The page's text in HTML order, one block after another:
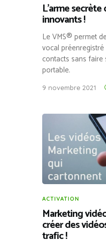
L’arme
innovants !
Le VMS® permet
vocal
contacts sans
portable.
9 novembre 2021
ACTIVATION
Marketing
créer des
trafic !